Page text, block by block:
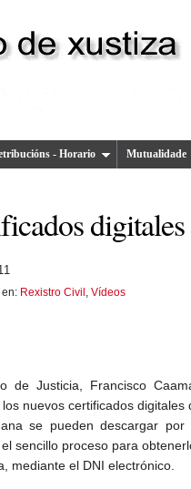
- Horario Mutualidade
digitales
Rexistro Civil Vídeos
de Justicia, Francisco
los nuevos certificados
se pueden descargar
sencillo proceso para
mediante el DNI electrónico.